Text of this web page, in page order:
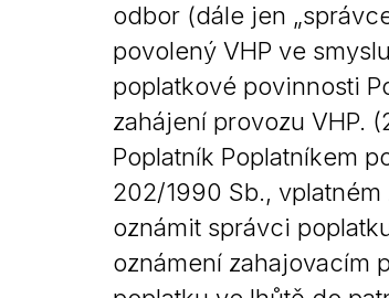
odbor (dále jen
povolený VHP ve
poplatkové povinnosti
zahájení provozu VHP.
Poplatník Poplatníkem
202/1990 Sb.,
oznámit správci
oznámení zahajovacím